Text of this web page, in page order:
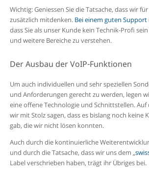
Wichtig: Geniessen Sie die Tatsache, dass wir
zusätzlich mitdenken. Bei einem guten Support
dass Sie als unser Kunde kein Technik-Profi
und weitere Bereiche zu verstehen.
Der Ausbau der VoIP-Funktionen
Um auch individuellen und sehr speziellen
und Anforderungen gerecht zu werden, legen
eine offene Technologie und Schnittstellen. Auf
wir mit Stolz sagen, dass es bislang noch keine
gab, die wir nicht lösen konnten.
Auch durch die kontinuierliche
und durch die Tatsache, dass wir uns dem „
Label verschrieben haben, trägt ihr Übriges bei.